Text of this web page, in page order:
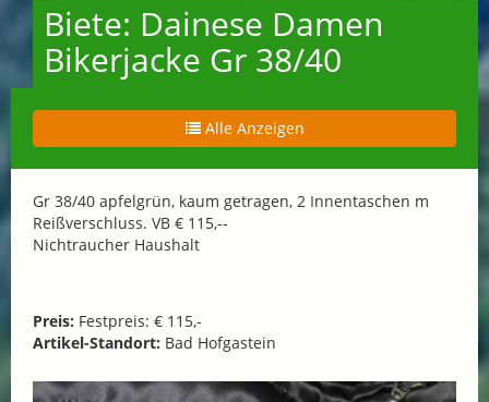
Biete: Dainese Damen
Bikerjacke Gr 38/40
Alle Anzeigen
Gr 38/40 apfelgrün, kaum getragen, 2 Innentaschen m
Reißverschluss. VB € 115,--
Nichtraucher Haushalt
Preis: Festpreis: € 115,-
Artikel-Standort: Bad Hofgastein